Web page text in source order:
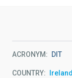
ACRONYM DIT
COUNTRY Ireland